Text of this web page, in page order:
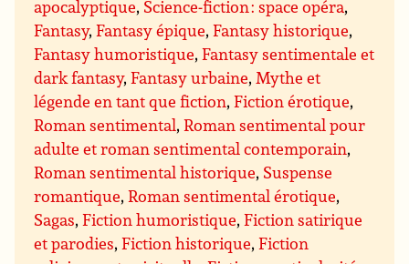
apocalyptique, Science-fiction : space opéra,
Fantasy,Fantasy épique,Fantasy historique,
Fantasy humoristique,Fantasy sentimentale et
dark fantasy,Fantasy urbaine,Mythe et
légende en tant que fiction,Fiction érotique,
Roman sentimental,Roman sentimental pour
adulte et roman sentimental contemporain,
Roman sentimental historique, Suspense
romantique,Roman sentimental érotique,
Sagas,Fiction humoristique,Fiction satirique
et parodies,Fiction historique,Fiction